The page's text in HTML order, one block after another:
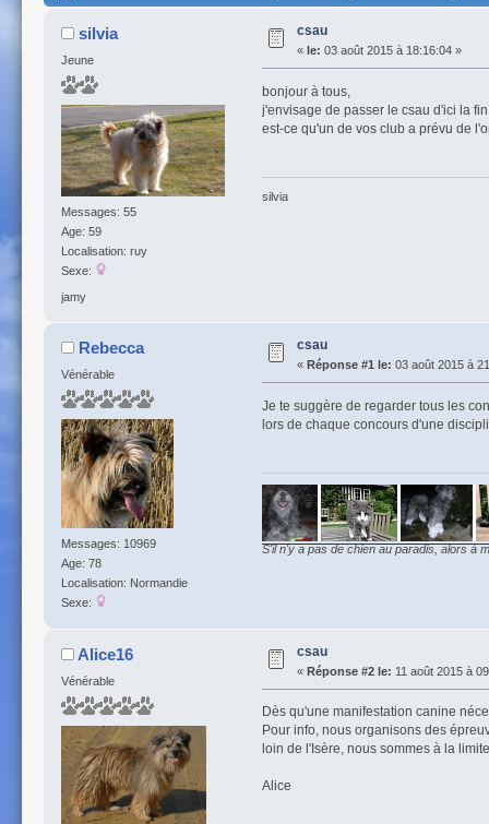
silvia
Jeune
Messages: 55
Age: 59
Localisation: ruy
Sexe:
jamy
csau
« le: 03 août 2015 à 18:16:04 »
bonjour à tous,
j'envisage de passer le csau d'ici la
est-ce qu'un de vos club a prévu de
silvia
Rebecca
Vénérable
Messages: 10969
Age: 78
Localisation: Normandie
Sexe:
csau
« Réponse #1 le: 03 août 2015 à
Je te suggère de regarder tous les
lors de chaque concours d'une
S'il n'y a pas de chien au paradis, alors à
Alice16
Vénérable
csau
« Réponse #2 le: 11 août 2015 à
Dès qu'une manifestation canine
Pour info, nous organisons des
loin de l'Isère, nous sommes à la
Alice